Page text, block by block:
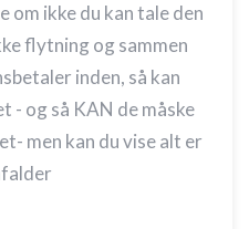
om ikke du kan tale den
flytning og sammen
inden, så kan
- og så KAN de måske
men kan du vise alt er